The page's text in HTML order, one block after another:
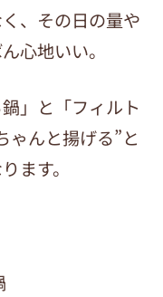
、その日の量や
心地いい。
」と「フィルト
ゃんと揚げる”と
ます。